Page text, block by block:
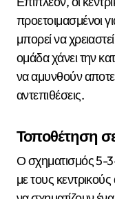
προετοιμασμένοι
μπορεί να
ομάδα χάνει την
να αμυνθούν
αντεπιθέσεις.
Τοποθέτηση
Ο σχηματισμός 5-3-
με τους